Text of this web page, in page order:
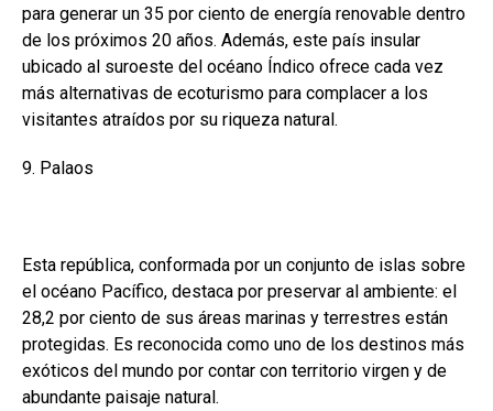
para generar un 35 por ciento de energía renovable dentro
de los próximos 20 años. Además, este país insular
ubicado al suroeste del océano Índico ofrece cada vez
más alternativas de ecoturismo para complacer a los
visitantes atraídos por su riqueza natural.
9. Palaos
Esta república, conformada por un conjunto de islas sobre
el océano Pacífico, destaca por preservar al ambiente: el
28,2 por ciento de sus áreas marinas y terrestres están
protegidas. Es reconocida como uno de los destinos más
exóticos del mundo por contar con territorio virgen y de
abundante paisaje natural.